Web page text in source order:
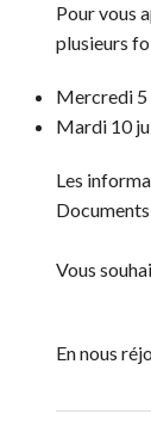
Pour vous
plusieurs
Mercredi 5
Mardi 10
Les
Vous
En nous